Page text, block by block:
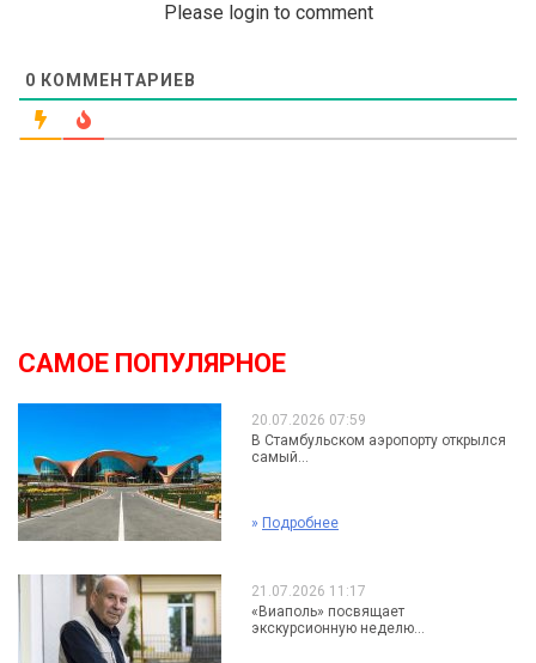
Please login to comment
0 КОММЕНТАРИЕВ
САМОЕ ПОПУЛЯРНОЕ
20.07.2026 07:59
В Стамбульском аэропорту открылся
самый...
» Подробнее
21.07.2026 11:17
«Виаполь» посвящает
экскурсионную неделю...